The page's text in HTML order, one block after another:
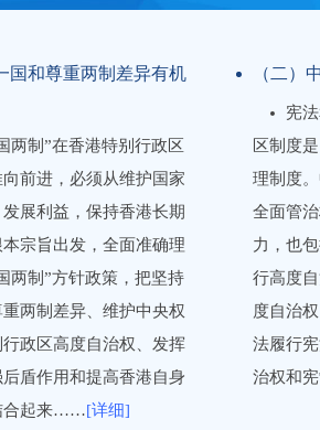
国和尊重两制差异有机
两制”在香港特别行政区
前进，必须从维护国家
展利益，保持香港长期
宗旨出发，全面准确理
两制”方针政策，把坚持
两制差异、维护中央权
政区高度自治权、发挥
盾作用和提高香港自身
合起来……[详细]
（二）
宪
区制度
理制度
全面管
力，也
行高度
度自治
法履行
治权和